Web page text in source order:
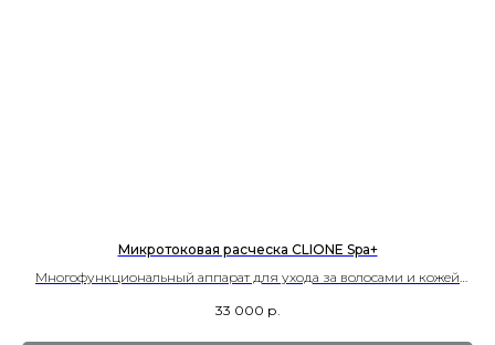
Микротоковая расческа CLIONE Spa+
Многофункциональный аппарат для ухода за волосами и кожей
технологию.
33 000 р.